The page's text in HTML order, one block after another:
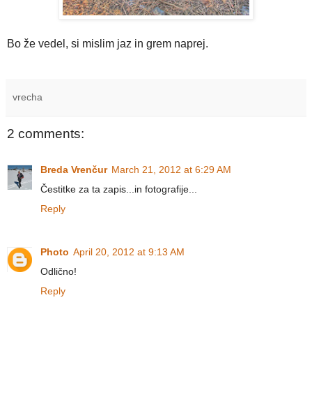
Bo že vedel, si mislim jaz in grem naprej.
vrecha
2 comments:
Breda Vrenčur March 21, 2012 at 6:29 AM
Čestitke za ta zapis...in fotografije...
Reply
Photo April 20, 2012 at 9:13 AM
Odlično!
Reply